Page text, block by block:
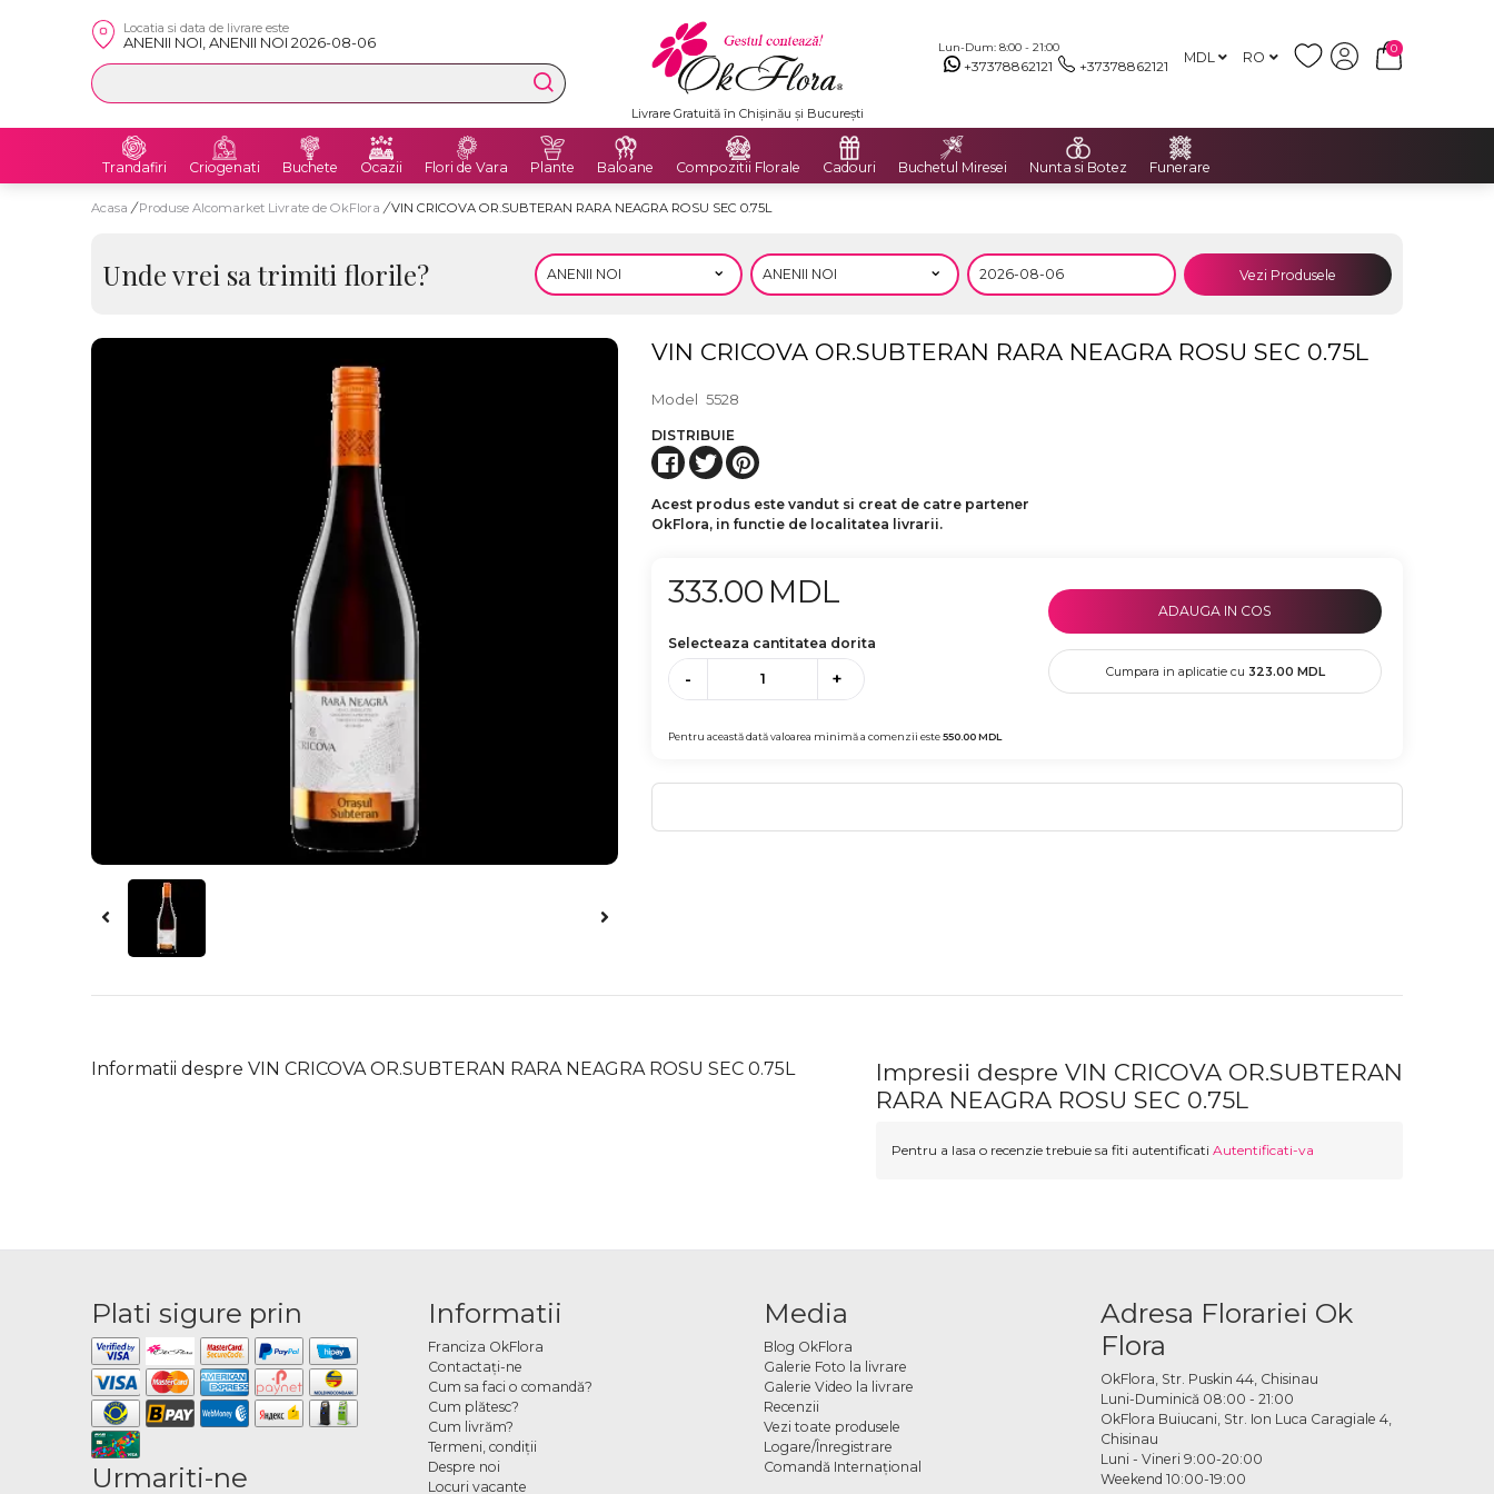
Locatia si data de livrare este
ANENII NOI, ANENII NOI 2026-08-06 Lun-Dum: 8:00 - 21:00
+37378862121 +37378862121 MDL RO
0
Livrare Gratuită în Chișinău și București
Trandafiri Criogenati Buchete Ocazii Flori de Vara Plante Baloane Compozitii Florale Cadouri Buchetul Miresei Nunta si Botez Funerare
Acasa / Produse Alcomarket Livrate de OkFlora / VIN CRICOVA OR.SUBTERAN RARA NEAGRA ROSU SEC 0.75L
Unde vrei sa trimiti florile? Vezi Produsele
VIN CRICOVA OR.SUBTERAN RARA NEAGRA ROSU SEC 0.75L
Model 5528
DISTRIBUIE
Acest produs este vandut si creat de catre partener
OkFlora, in functie de localitatea livrarii.
333.00 MDL
Selecteaza cantitatea dorita
- +
Pentru această dată valoarea minimă a comenzii este550.00MDL
ADAUGA IN COS
Cumpara in aplicatie cu 323.00 MDL
Informatii despre VIN CRICOVA OR.SUBTERAN RARA NEAGRA ROSU SEC 0.75L
Impresii despre VIN CRICOVA OR.SUBTERAN
RARA NEAGRA ROSU SEC 0.75L
Pentru a lasa o recenzie trebuie sa fiti autentificati Autentificati-va
Plati sigure prin
Urmariti-ne
Informatii
Franciza OkFlora
Contactaţi-ne
Cum sa faci o comandă?
Cum plătesc?
Cum livrăm?
Termeni, condiţii
Despre noi
Locuri vacante
Media
Blog OkFlora
Galerie Foto la livrare
Galerie Video la livrare
Recenzii
Vezi toate produsele
Logare/Înregistrare
Comandă Internațional
Adresa Florariei Ok
Flora
OkFlora, Str. Puskin 44, Chisinau
Luni-Duminică 08:00 - 21:00
OkFlora Buiucani, Str. Ion Luca Caragiale 4,
Chisinau
Luni - Vineri 9:00-20:00
Weekend 10:00-19:00